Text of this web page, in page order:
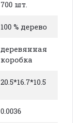
700 шт.
100 % дерево
деревянная
коробка
20.5*16.7*10.5
0.0036